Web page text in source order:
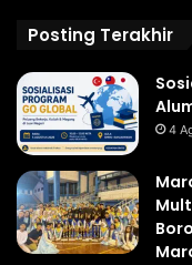
Posting Terakhir
4